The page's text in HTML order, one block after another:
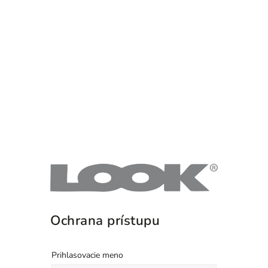
Ochrana prístupu
Prihlasovacie meno